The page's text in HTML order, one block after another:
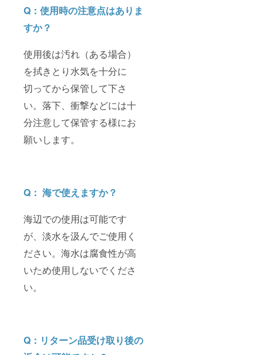
Q：使用時の注意点はありま
すか？
使用後は汚れ（ある場合）
を拭きとり水気を十分に
切ってから保管して下さ
い。落下、衝撃などには十
分注意して保管する様にお
願いします。
Q： 海で使えますか？
海辺での使用は可能です
が、淡水を汲んでご使用く
ださい。海水は腐食性が高
いため使用しないでくださ
い。
Q：リターン品受け取り後の